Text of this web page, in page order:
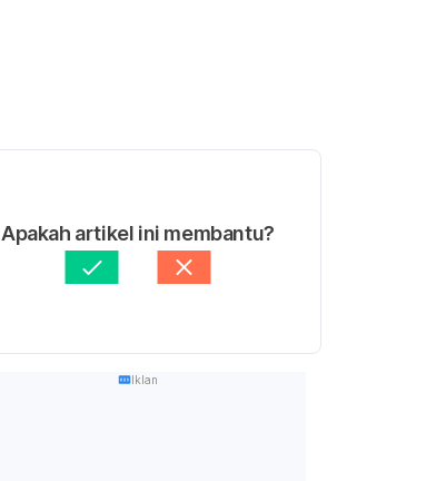
Apakah artikel ini membantu?
Iklan